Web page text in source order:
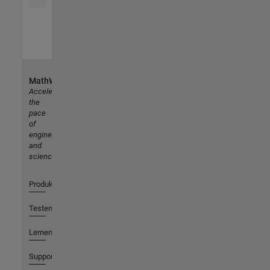
MathWorks
Accelerating
the
pace
of
engineering
and
science
Produkte
Testen oder Kaufen
Lernen
Support